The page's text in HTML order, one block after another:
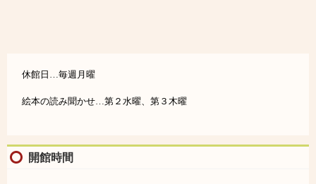
休館日…毎週月曜
絵本の読み聞かせ…第２水曜、第３木曜
開館時間